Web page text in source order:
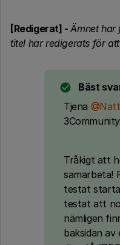
[Redigerat] -Ämnet har
titel har redigerats för
Bäst
Tjena
3Community
Tråkigt att
samarbeta!
testat
testat att
nämligen
baksidan